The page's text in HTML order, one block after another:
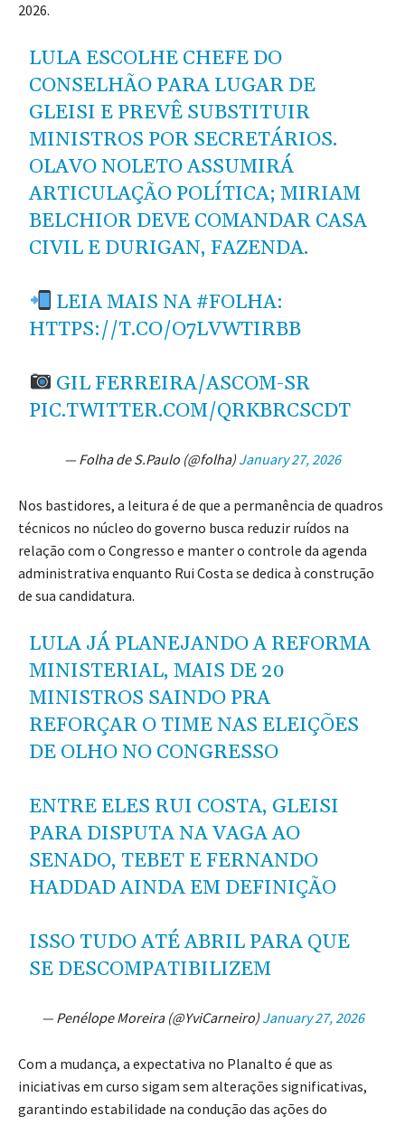
2026.
LULA ESCOLHE CHEFE DO
CONSELHÃO PARA LUGAR DE
GLEISI E PREVÊ SUBSTITUIR
MINISTROS POR SECRETÁRIOS.
OLAVO NOLETO ASSUMIRÁ
ARTICULAÇÃO POLÍTICA; MIRIAM
BELCHIOR DEVE COMANDAR CASA
CIVIL E DURIGAN, FAZENDA.
LEIA MAIS NA #FOLHA:
HTTPS://T.CO/O7LVWTIRBB
GIL FERREIRA/ASCOM-SR
PIC.TWITTER.COM/QRKBRCSCDT
— Folha de S.Paulo (@folha) January 27, 2026
Nos bastidores, a leitura é de que a permanência de quadros
técnicos no núcleo do governo busca reduzir ruídos na
relação com o Congresso e manter o controle da agenda
administrativa enquanto Rui Costa se dedica à construção
de sua candidatura.
LULA JÁ PLANEJANDO A REFORMA
MINISTERIAL, MAIS DE 20
MINISTROS SAINDO PRA
REFORÇAR O TIME NAS ELEIÇÕES
DE OLHO NO CONGRESSO
ENTRE ELES RUI COSTA, GLEISI
PARA DISPUTA NA VAGA AO
SENADO, TEBET E FERNANDO
HADDAD AINDA EM DEFINIÇÃO
ISSO TUDO ATÉ ABRIL PARA QUE
SE DESCOMPATIBILIZEM
— Penélope Moreira (@YviCarneiro) January 27, 2026
Com a mudança, a expectativa no Planalto é que as
iniciativas em curso sigam sem alterações significativas,
garantindo estabilidade na condução das ações do